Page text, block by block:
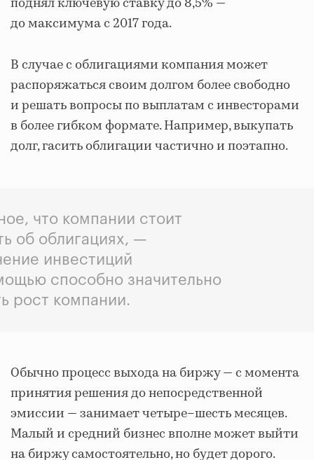
поднял ключевую ставку до 8,5% —
до максимума с 2017 года.
В случае с облигациями компания может
распоряжаться своим долгом более свободно
и решать вопросы по выплатам с инвесторами
в более гибком формате. Например, выкупать
долг, гасить облигации частично и поэтапно.
что компании стоит
об облигациях, —
инвестиций
способно значительно
рост компании.
Обычно процесс выхода на биржу — с момента
принятия решения до непосредственной
эмиссии — занимает четыре–шесть месяцев.
Малый и средний бизнес вполне может выйти
на биржу самостоятельно, но будет дорого.